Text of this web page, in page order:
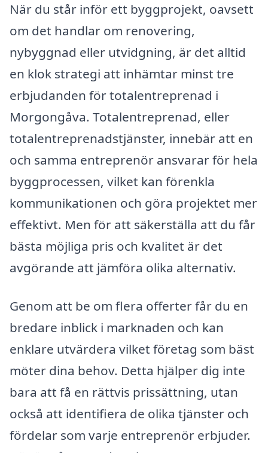
När du står inför ett byggprojekt, oavsett
om det handlar om renovering,
nybyggnad eller utvidgning, är det alltid
en klok strategi att inhämtar minst tre
erbjudanden för totalentreprenad i
Morgongåva. Totalentreprenad, eller
totalentreprenadstjänster, innebär att en
och samma entreprenör ansvarar för hela
byggprocessen, vilket kan förenkla
kommunikationen och göra projektet mer
effektivt. Men för att säkerställa att du får
bästa möjliga pris och kvalitet är det
avgörande att jämföra olika alternativ.
Genom att be om flera offerter får du en
bredare inblick i marknaden och kan
enklare utvärdera vilket företag som bäst
möter dina behov. Detta hjälper dig inte
bara att få en rättvis prissättning, utan
också att identifiera de olika tjänster och
fördelar som varje entreprenör erbjuder.